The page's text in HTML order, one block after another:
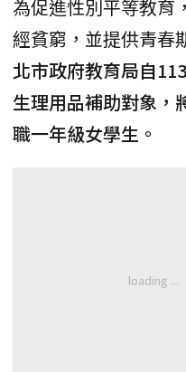
為促進性別平等教育
經貧窮，並提供青春
北市政府教育局自
生理用品補助對象，
職一年級女學生。